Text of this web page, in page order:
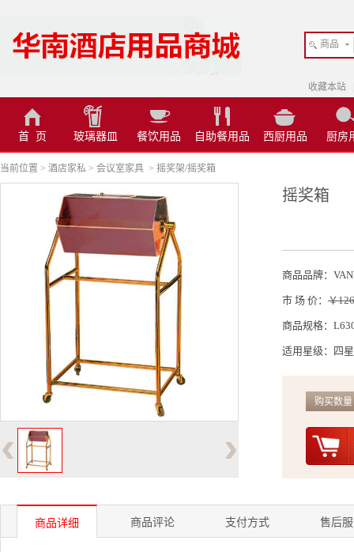
商品
收藏本站
首 页 玻璃器皿 餐饮用品 自助餐用品 西厨用品 厨房
当前位置 > 酒店家私 > 会议室家具 > 摇奖架/摇奖箱
‹ ›
摇奖箱
商品品牌：
市 场 价： ￥
商品规格：
适用星级：四
购买数量
商品详细 商品评论 支付方式 售后